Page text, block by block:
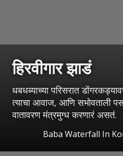
हिरवीगार झाडं
धबधब्याच्या परिसरात
त्याचा आवाज, आणि सभोवताली
वातावरण मंत्रमुग्ध करणारं असतं.
Baba Waterfall In